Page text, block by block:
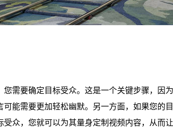
需要确定目标受众。这是一个关键步骤，因
能需要更加轻松幽默。另一方面，如果您的
众，您就可以为其量身定制视频内容，从而